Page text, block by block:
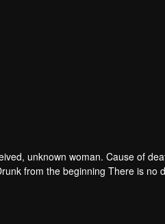
unknown woman. Cause of
from the beginning There is no
give up some reasons. At the